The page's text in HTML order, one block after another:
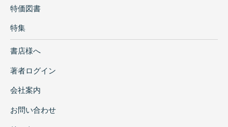
特価図書
特集
書店様へ
著者ログイン
会社案内
お問い合わせ